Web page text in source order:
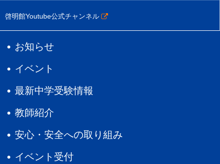
啓明館Youtube公式チャンネル
お知らせ
イベント
最新中学受験情報
教師紹介
安心・安全への取り組み
イベント受付